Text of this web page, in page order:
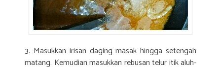
3. Masukkan irisan daging masak hingga setengah
matang. Kemudian masukkan rebusan telur itik aluh-